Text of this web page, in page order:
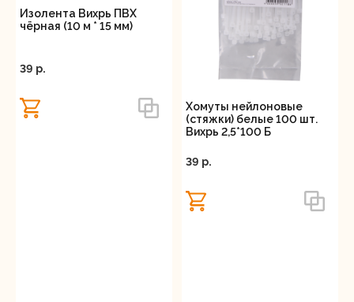
Изолента Вихрь ПВХ
чёрная (10 м * 15 мм)
39 p.
Хомуты нейлоновые
(стяжки) белые 100 шт.
Вихрь 2,5*100 Б
39 p.